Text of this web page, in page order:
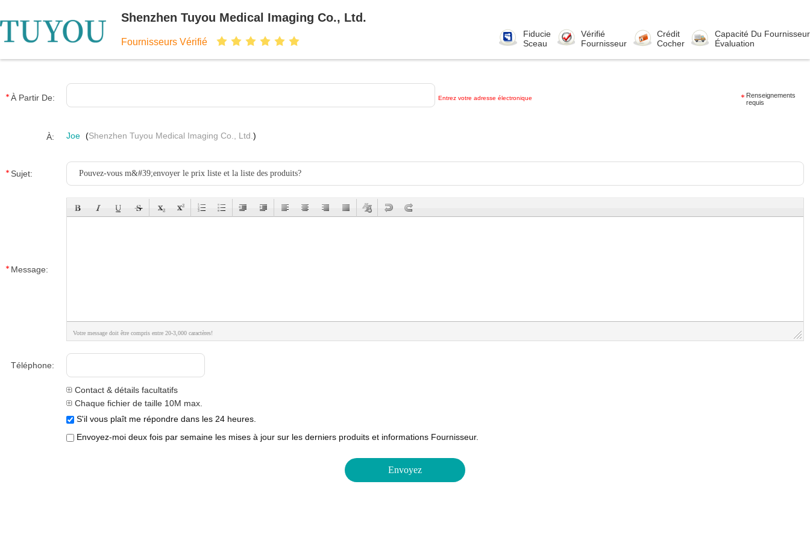
Shenzhen Tuyou Medical Imaging Co., Ltd.
Fournisseurs Vérifié
Fiducie
Sceau
Vérifié
Fournisseur
Crédit
Cocher
Capacité Du Fournisseur
Évaluation
À Partir De: Entrez votre adresse électronique
Renseignements
requis
À: Joe (Shenzhen Tuyou Medical Imaging Co., Ltd. )
Sujet:
Message:
Votre message doit être compris entre 20-3,000 caractères!
Téléphone:
Contact & détails facultatifs
Chaque fichier de taille 10M max.
S'il vous plaît me répondre dans les 24 heures.
Envoyez-moi deux fois par semaine les mises à jour sur les derniers produits et informations Fournisseur.